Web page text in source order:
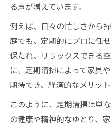
る声が増えています。
例えば、日々の忙しさから
庭でも、定期的にプロに任
保たれ、リラックスできる
に、定期清掃によって家具
期待でき、経済的なメリット
このように、定期清掃は単
の健康や精神的なゆとり、